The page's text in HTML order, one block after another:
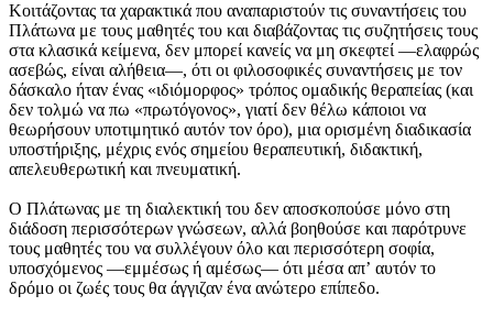
Κοιτάζοντας τα χαρακτικά που αναπαριστούν τις συναντήσεις του
Πλάτωνα με τους μαθητές του και διαβάζοντας τις συζητήσεις τους
στα κλασικά κείμενα, δεν μπορεί κανείς να μη σκεφτεί —ελαφρώς
ασεβώς, είναι αλήθεια—, ότι οι φιλοσοφικές συναντήσεις με τον
δάσκαλο ήταν ένας «ιδιόμορφος» τρόπος ομαδικής θεραπείας (και
δεν τολμώ να πω «πρωτόγονος», γιατί δεν θέλω κάποιοι να
θεωρήσουν υποτιμητικό αυτόν τον όρο), μια ορισμένη διαδικασία
υποστήριξης, μέχρις ενός σημείου θεραπευτική, διδακτική,
απελευθερωτική και πνευματική.
Ο Πλάτωνας με τη διαλεκτική του δεν αποσκοπούσε μόνο στη
διάδοση περισσότερων γνώσεων, αλλά βοηθούσε και παρότρυνε
τους μαθητές του να συλλέγουν όλο και περισσότερη σοφία,
υποσχόμενος —εμμέσως ή αμέσως— ότι μέσα απʼ αυτόν το
δρόμο οι ζωές τους θα άγγιζαν ένα ανώτερο επίπεδο.